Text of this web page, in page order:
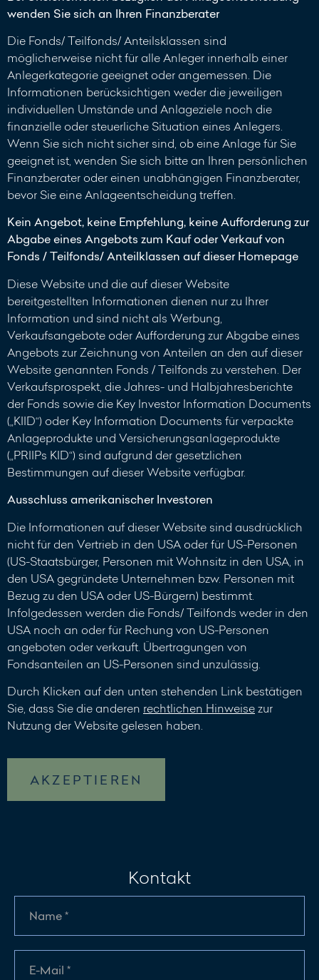
wenden Sie sich an Ihren Finanzberater
Die Fonds/ Teilfonds/ Anteilsklassen sind
möglicherweise nicht für alle Anleger innerhalb einer
Anlegerkategorie geeignet oder angemessen. Die
Informationen berücksichtigen weder die jeweiligen
individuellen Umstände und Anlageziele noch die
finanzielle oder steuerliche Situation eines Anlegers.
Wenn Sie sich nicht sicher sind, ob eine Anlage für Sie
geeignet ist, wenden Sie sich bitte an Ihren persönlichen
Finanzberater oder einen unabhängigen Finanzberater,
bevor Sie eine Anlageentscheidung treffen.
Kein Angebot, keine Empfehlung, keine Aufforderung zur
Abgabe eines Angebots zum Kauf oder Verkauf von
Fonds / Teilfonds/ Anteilklassen auf dieser Homepage
Diese Website und die auf dieser Website
bereitgestellten Informationen dienen nur zu Ihrer
Information und sind nicht als Werbung,
Verkaufsangebote oder Aufforderung zur Abgabe eines
Angebots zur Zeichnung von Anteilen an den auf dieser
Website genannten Fonds / Teilfonds zu verstehen. Der
Verkaufsprospekt, die Jahres- und Halbjahresberichte
der Fonds sowie die Key Investor Information Documents
(„KIID“) oder Key Information Documents für verpackte
Anlageprodukte und Versicherungsanlageprodukte
(„PRIIPs KID“) sind aufgrund der gesetzlichen
Bestimmungen auf dieser Website verfügbar.
Ausschluss amerikanischer Investoren
Die Informationen auf dieser Website sind ausdrücklich
nicht für den Vertrieb in den USA oder für US-Personen
(US-Staatsbürger, Personen mit Wohnsitz in den USA, in
den USA gegründete Unternehmen bzw. Personen mit
Bezug zu den USA oder US-Bürgern) bestimmt.
Infolgedessen werden die Fonds/ Teilfonds weder in den
USA noch an oder für Rechung von US-Personen
angeboten oder verkauft. Übertragungen von
Fondsanteilen an US-Personen sind unzulässig.
Durch Klicken auf den unten stehenden Link bestätigen
Sie, dass Sie die anderen rechtlichen Hinweisezur
Nutzung der Website gelesen haben.
AKZEPTIEREN
Kontakt